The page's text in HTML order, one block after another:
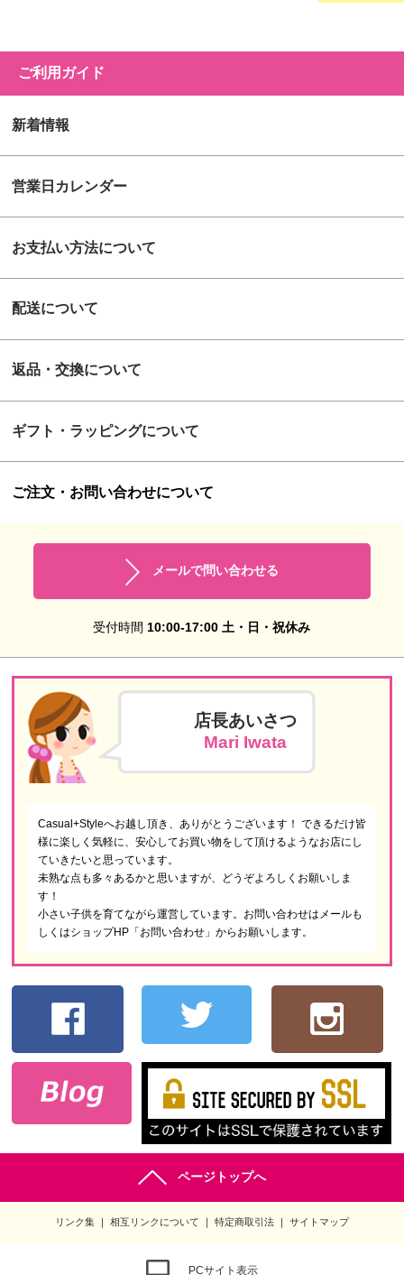
ご利用ガイド
新着情報
営業日カレンダー
お支払い方法について
配送について
返品・交換について
ギフト・ラッピングについて
ご注文・お問い合わせについて
メールで問い合わせる
受付時間10:00-17:00 土・日・祝休み
店長あいさつ
Mari Iwata
Casual+Styleへお越し頂き、ありがとうございます！ できるだけ皆
様に楽しく気軽に、安心してお買い物をして頂けるようなお店にし
ていきたいと思っています。
未熟な点も多々あるかと思いますが、どうぞよろしくお願いしま
す！
小さい子供を育てながら運営しています。お問い合わせはメールも
しくはショップHP「お問い合わせ」からお願いします。
ページトップへ
リンク集 相互リンクについて 特定商取引法 サイトマップ
PCサイト表示